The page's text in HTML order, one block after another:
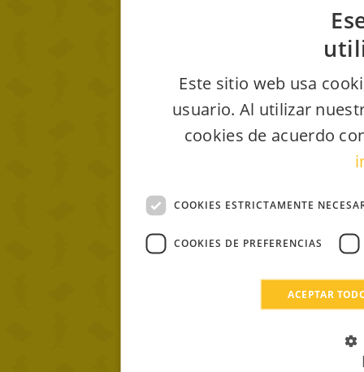
Este sitio web usa
usuario. Al utilizar
cookies de acuerdo
COOKIES ESTRICTAMENTE
COOKIES DE PREFERENCIAS
ACEPTAR